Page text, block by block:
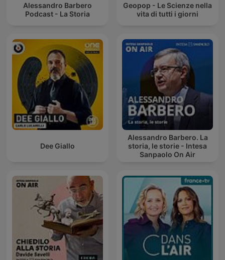
Alessandro Barbero
Podcast - La Storia
Geopop - Le Scienze nella
vita di tutti i giorni
Dee Giallo
Alessandro Barbero. La
storia, le storie - Intesa
Sanpaolo On Air